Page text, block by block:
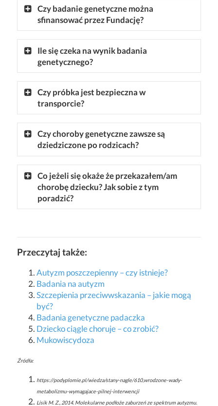
Czy badanie genetyczne można
sfinansować przez Fundację?
Ile się czeka na wynik badania
genetycznego?
Czy próbka jest bezpieczna w
transporcie?
Czy choroby genetyczne zawsze są
dziedziczone po rodzicach?
Co jeżeli się okaże że przekazałem/am
chorobę dziecku? Jak sobie z tym
poradzić?
Przeczytaj także:
Autyzm poszczepienny – czy istnieje?
Badania na autyzm
Szczepienia przeciwwskazania – jakie mogą
być?
Badania genetyczne padaczka
Dziecko ciągle choruje – co zrobić?
Mukowiscydoza
Źródła:
https://podyplomie.pl/wiedza/stany-nagle/610,wrodzone-wady-
metabolizmu-wymagajace-pilnej-interwencji
Lisik M. Z., 2014. Molekularne podłoże zaburzeń ze spektrum autyzmu.